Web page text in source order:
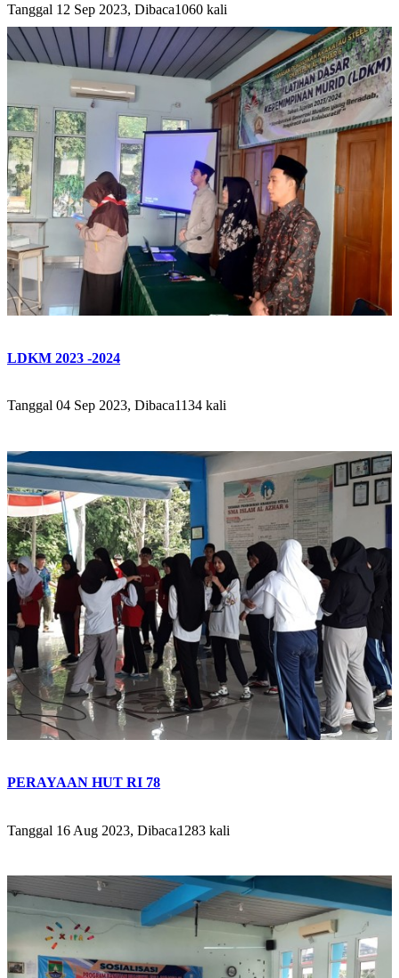
Tanggal 12 Sep 2023, Dibaca1060 kali
LDKM 2023 -2024
Tanggal 04 Sep 2023, Dibaca1134 kali
PERAYAAN HUT RI 78
Tanggal 16 Aug 2023, Dibaca1283 kali